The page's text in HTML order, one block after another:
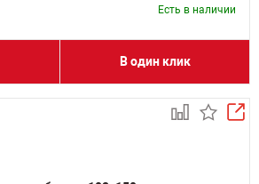
Есть в наличии
В один клик